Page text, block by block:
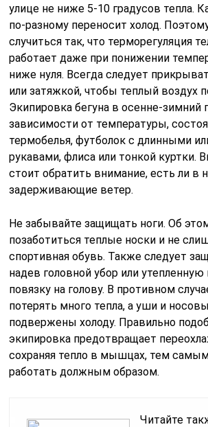
улице не ниже 5-10 градусов тепла.
по-разному переносит холод.
случиться так, что терморегуляция
работает даже при понижении
ниже нуля. Всегда следует
или затяжкой, чтобы теплый воздух
Экипировка бегуна в осенне-зимний
зависимости от температуры,
термобелья, футболок с длинными
рукавами, флиса или тонкой куртки.
стоит обратить внимание, есть ли в
задерживающие ветер.
Не забывайте защищать ноги. Об
позаботиться теплые носки и не
спортивная обувь. Также следует
надев головной убор или
повязку на голову. В противном
потерять много тепла, а уши и
подвержены холоду. Правильно
экипировка предотвращает
сохраняя тепло в мышцах, тем
работать должным образом.
Читайте